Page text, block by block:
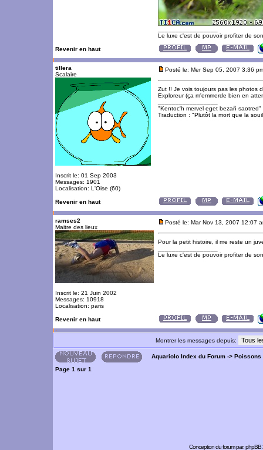
Le luxe c'est de pouvoir profiter de
Revenir en haut
tillera
Scalaire
Inscrit le: 01 Sep 2003
Messages: 1901
Localisation: L'Oise (60)
Posté le: Mer Sep 05, 2007 3:36
Zut !! Je vois toujours pas les photos
Exploreur (ça m'emmerde bien en
"Kentoc'h mervel eget bezañ saotred"
Traduction : "Plutôt la mort que la
Revenir en haut
ramses2
Maitre des lieux
Inscrit le: 21 Juin 2002
Messages: 10918
Localisation: paris
Posté le: Mar Nov 13, 2007 12:07
Pour la petit histoire, il me reste un
Le luxe c'est de pouvoir profiter de
Revenir en haut
Montrer les messages depuis:
Aquariolo Index du Forum -> Poissons
Page 1 sur 1
Conception du forum par:phpBB